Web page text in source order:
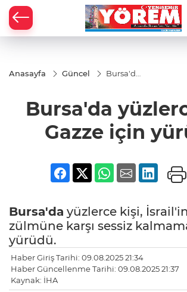
Anasayfa Güncel
Bursa'da
için
yürüdü
Bursa'da
Gazze için
Bursa'da yüzlerce kişi,
zülmüne karşı sessiz
yürüdü.
Haber Giriş Tarihi: 09.08.2025 21:34
Haber Güncellenme Tarihi: 09.08.2025 21:37
Kaynak: İHA